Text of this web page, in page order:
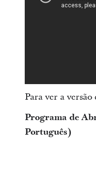
Para ver a
Programa de
Português)